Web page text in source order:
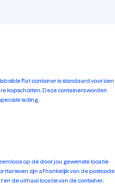
flat container is standaard voorzien
kopschotten. Deze containers worden
lading.
op de door jou gewenste locatie
zijn afhankelijk van de postcode
en de uithaal locatie van de container.